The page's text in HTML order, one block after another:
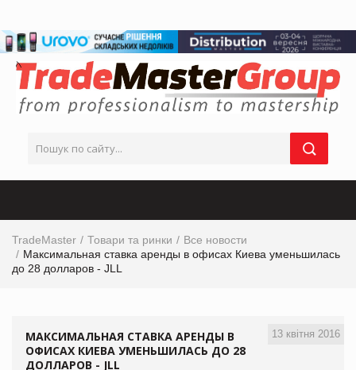
TradeMaster Товари та ринки
Все новости
Максимальная ставка аренды в офисах Киева уменьшилась
до 28 долларов - JLL
13 квітня 2016
МАКСИМАЛЬНАЯ СТАВКА АРЕНДЫ В
ОФИСАХ КИЕВА УМЕНЬШИЛАСЬ ДО 28
ДОЛЛАРОВ - JLL